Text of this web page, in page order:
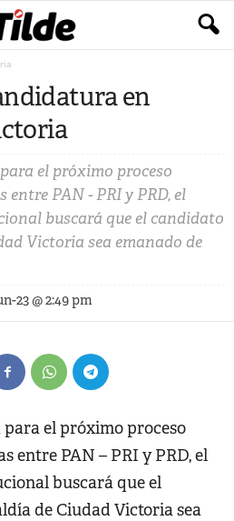
en
el próximo proceso
PAN - PRI y PRD, el
buscará que el candidato
Victoria sea emanado de
23 @ 2:49 pm
el próximo proceso
entre PAN – PRI y PRD, el
buscará que el
de Ciudad Victoria sea